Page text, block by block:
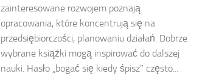
zainteresowane rozwojem poznają
opracowania, które koncentrują się na
przedsiębiorczości, planowaniu działań. Dobrze
wybrane książki mogą inspirować do dalszej
nauki. Hasło „bogać się kiedy śpisz” często...